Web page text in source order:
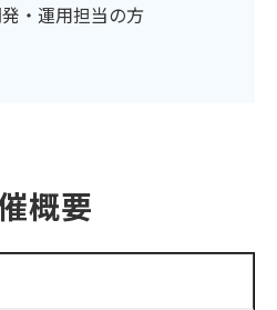
・運用担当の方
概要